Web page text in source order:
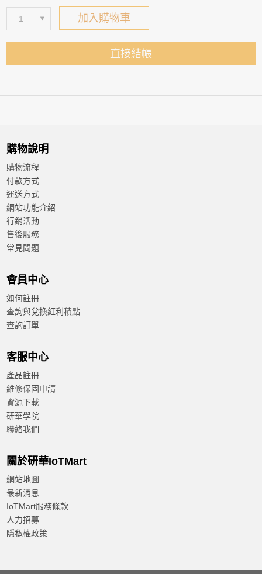
加入購物車
直接結帳
購物說明
購物流程
付款方式
運送方式
網站功能介紹
行銷活動
售後服務
常見問題
會員中心
如何註冊
查詢與兌換紅利積點
查詢訂單
客服中心
產品註冊
維修保固申請
資源下載
研華學院
聯絡我們
關於研華IoTMart
網站地圖
最新消息
IoTMart服務條款
人力招募
隱私權政策